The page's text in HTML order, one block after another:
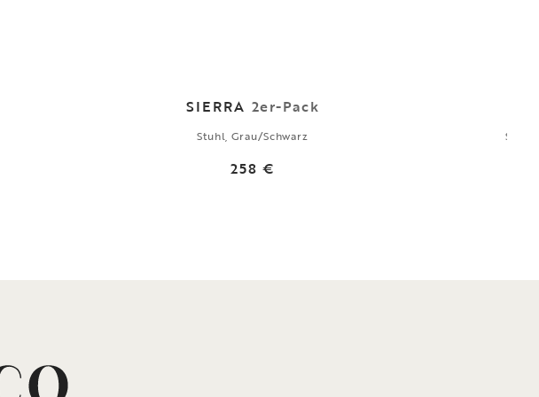
SIERRA 2er-Pack
Stuhl, Grau/Schwarz
258 €